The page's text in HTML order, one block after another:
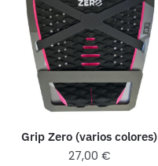
Grip Zero (varios colores)
27,00 €